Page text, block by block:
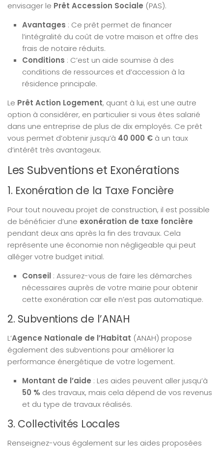
envisager le Prêt Accession Sociale (PAS).
Avantages : Ce prêt permet de financer
l’intégralité du coût de votre maison et offre des
frais de notaire réduits.
Conditions : C’est un aide soumise à des
conditions de ressources et d’accession à la
résidence principale.
Le Prêt Action Logement, quant à lui, est une autre
option à considérer, en particulier si vous êtes salarié
dans une entreprise de plus de dix employés. Ce prêt
vous permet d’obtenir jusqu’à 40 000 € à un taux
d’intérêt très avantageux.
Les Subventions et Exonérations
1. Exonération de la Taxe Foncière
Pour tout nouveau projet de construction, il est possible
de bénéficier d’une exonération de taxe foncière
pendant deux ans après la fin des travaux. Cela
représente une économie non négligeable qui peut
alléger votre budget initial.
Conseil : Assurez-vous de faire les démarches
nécessaires auprès de votre mairie pour obtenir
cette exonération car elle n’est pas automatique.
2. Subventions de l’ANAH
L’Agence Nationale de l’Habitat (ANAH) propose
également des subventions pour améliorer la
performance énergétique de votre logement.
Montant de l’aide : Les aides peuvent aller jusqu’à
50 % des travaux, mais cela dépend de vos revenus
et du type de travaux réalisés.
3. Collectivités Locales
Renseignez-vous également sur les aides proposées